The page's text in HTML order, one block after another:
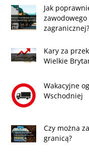
Jak
zagranicznej?
Kary za
Wielkie
Wakacyjne
Wschodniej
Czy można
granicą?